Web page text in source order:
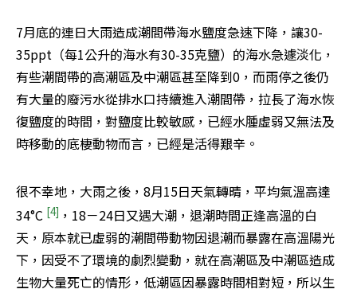
7月底的連日大雨造成潮間帶海水鹽度急速下降，讓30-
35ppt（每1公升的海水有30-35克鹽）的海水急遽淡化，
有些潮間帶的高潮區及中潮區甚至降到0，而雨停之後仍
有大量的廢污水從排水口持續進入潮間帶，拉長了海水恢
復鹽度的時間，對鹽度比較敏感，已經水腫虛弱又無法及
時移動的底棲動物而言，已經是活得艱辛。
很不幸地，大雨之後，8月15日天氣轉晴，平均氣溫高達
34°C [4] ，18－24日又遇大潮，退潮時間正逢高溫的白
天，原本就已虛弱的潮間帶動物因退潮而暴露在高溫陽光
下，因受不了環境的劇烈變動，就在高潮區及中潮區造成
生物大量死亡的情形，低潮區因暴露時間相對短，所以生